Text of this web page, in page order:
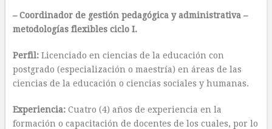
– Coordinador de gestión pedagógica y administrativa –
metodologías flexibles ciclo I.
Perfil: Licenciado en ciencias de la educación con
postgrado (especialización o maestría) en áreas de las
ciencias de la educación o ciencias sociales y humanas.
Experiencia:Cuatro (4) años de experiencia en la
formación o capacitación de docentes de los cuales, por lo